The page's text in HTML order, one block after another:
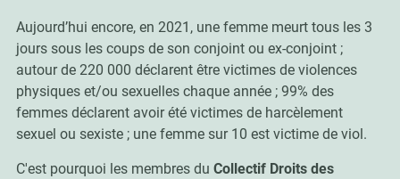
Aujourd’hui encore, en 2021, une femme meurt tous les 3
jours sous les coups de son conjoint ou ex-conjoint ;
autour de 220 000 déclarent être victimes de violences
physiques et/ou sexuelles chaque année ; 99% des
femmes déclarent avoir été victimes de harcèlement
sexuel ou sexiste ; une femme sur 10 est victime de viol.
C'est pourquoi les membres du Collectif Droits des